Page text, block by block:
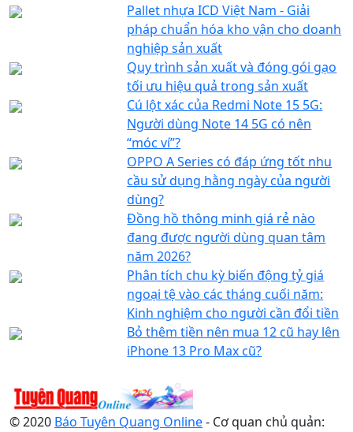
Pallet nhựa ICD Việt Nam - Giải
pháp chuẩn hóa kho vận cho doanh
nghiệp sản xuất
Quy trình sản xuất và đóng gói gạo
tối ưu hiệu quả trong sản xuất
Cú lột xác của Redmi Note 15 5G:
Người dùng Note 14 5G có nên
“móc ví”?
OPPO A Series có đáp ứng tốt nhu
cầu sử dụng hằng ngày của người
dùng?
Đồng hồ thông minh giá rẻ nào
đang được người dùng quan tâm
năm 2026?
Phân tích chu kỳ biến động tỷ giá
ngoại tệ vào các tháng cuối năm:
Kinh nghiệm cho người cần đổi tiền
Bỏ thêm tiền nên mua 12 cũ hay lên
iPhone 13 Pro Max cũ?
© 2020 Báo Tuyên Quang Online- Cơ quan chủ quản: